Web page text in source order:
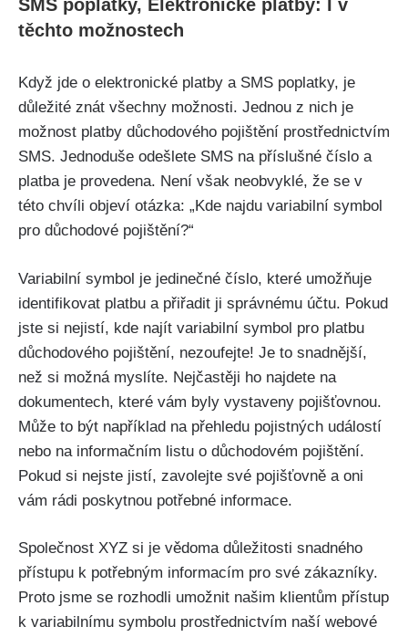
SMS poplatky, Elektronické platby: I v
těchto možnostech
Když jde o elektronické platby a SMS poplatky, je
důležité znát všechny možnosti. Jednou z nich je
možnost platby důchodového pojištění prostřednictvím
SMS. Jednoduše odešlete SMS na příslušné číslo a
platba je provedena. Není však neobvyklé, že se v
této chvíli objeví otázka: „Kde najdu variabilní symbol
pro důchodové pojištění?“
Variabilní symbol je jedinečné číslo, které umožňuje
identifikovat platbu a přiřadit ji správnému účtu. Pokud
jste si nejistí, kde najít variabilní symbol pro platbu
důchodového pojištění, nezoufejte! Je to snadnější,
než si možná myslíte. Nejčastěji ho najdete na
dokumentech, které vám byly vystaveny pojišťovnou.
Může to být například na přehledu pojistných událostí
nebo na informačním listu o důchodovém pojištění.
Pokud si nejste jistí, zavolejte své pojišťovně a oni
vám rádi poskytnou potřebné informace.
Společnost XYZ si je vědoma důležitosti snadného
přístupu k potřebným informacím pro své zákazníky.
Proto jsme se rozhodli umožnit našim klientům přístup
k variabilnímu symbolu prostřednictvím naší webové